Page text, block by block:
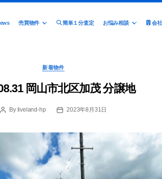
売買物件 簡単１分査定 お悩み相談 会
Categories
新着物件
岡山市北区加茂 分譲地
PostBy liveland-hp
Post2023年8月31日